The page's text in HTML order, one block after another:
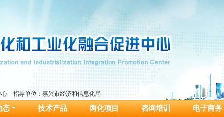
心 指导单位：嘉兴市经济和信息化局
态 技术产品 两化项目 咨询培训 电子商务